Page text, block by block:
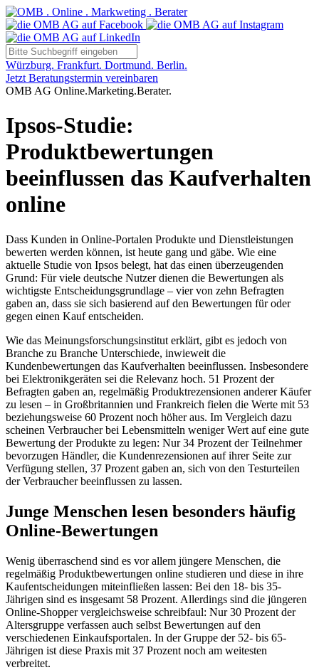
Würzburg. Frankfurt. Dortmund. Berlin.
Jetzt Beratungstermin vereinbaren
OMB AG Online.Marketing.Berater.
Ipsos-Studie:
Produktbewertungen
beeinflussen das Kaufverhalten
online
Dass Kunden in Online-Portalen Produkte und Dienstleistungen
bewerten werden können, ist heute gang und gäbe. Wie eine
aktuelle Studie von Ipsos belegt, hat das einen überzeugenden
Grund: Für viele deutsche Nutzer dienen die Bewertungen als
wichtigste Entscheidungsgrundlage – vier von zehn Befragten
gaben an, dass sie sich basierend auf den Bewertungen für oder
gegen einen Kauf entscheiden.
Wie das Meinungsforschungsinstitut erklärt, gibt es jedoch von
Branche zu Branche Unterschiede, inwieweit die
Kundenbewertungen das Kaufverhalten beeinflussen. Insbesondere
bei Elektronikgeräten sei die Relevanz hoch. 51 Prozent der
Befragten gaben an, regelmäßig Produktrezensionen anderer Käufer
zu lesen – in Großbritannien und Frankreich fielen die Werte mit 53
beziehungsweise 60 Prozent noch höher aus. Im Vergleich dazu
scheinen Verbraucher bei Lebensmitteln weniger Wert auf eine gute
Bewertung der Produkte zu legen: Nur 34 Prozent der Teilnehmer
bevorzugen Händler, die Kundenrezensionen auf ihrer Seite zur
Verfügung stellen, 37 Prozent gaben an, sich von den Testurteilen
der Verbraucher beeinflussen zu lassen.
Junge Menschen lesen besonders häufig
Online-Bewertungen
Wenig überraschend sind es vor allem jüngere Menschen, die
regelmäßig Produktbewertungen online studieren und diese in ihre
Kaufentscheidungen miteinfließen lassen: Bei den 18- bis 35-
Jährigen sind es insgesamt 58 Prozent. Allerdings sind die jüngeren
Online-Shopper vergleichsweise schreibfaul: Nur 30 Prozent der
Altersgruppe verfassen auch selbst Bewertungen auf den
verschiedenen Einkaufsportalen. In der Gruppe der 52- bis 65-
Jährigen ist diese Praxis mit 37 Prozent noch am weitesten
verbreitet.